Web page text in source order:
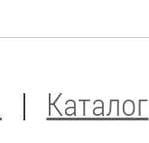
Каталог